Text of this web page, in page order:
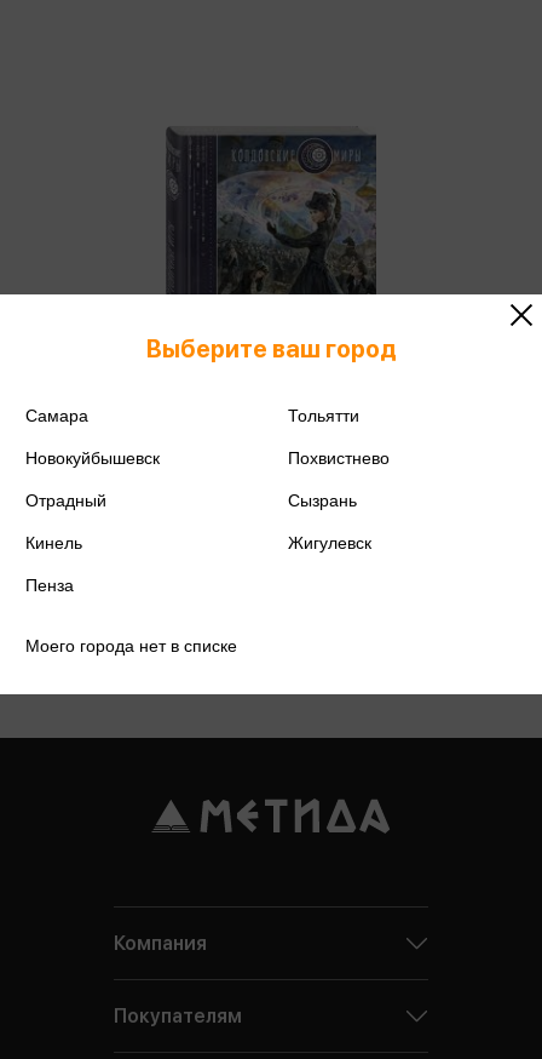
Колдовские миры
Галины Гончаровой
Выберите ваш город
Самара Тольятти
Новокуйбышевск Похвистнево
Отрадный Сызрань
Кинель Жигулевск
Пенза
Моего города нет в списке
Компания
Покупателям